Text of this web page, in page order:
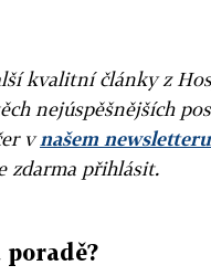
kvalitní články z
nejúspěšnějších
vnašem
zdarma přihlásit.